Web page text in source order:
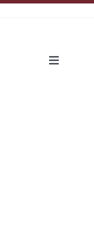
Toggle